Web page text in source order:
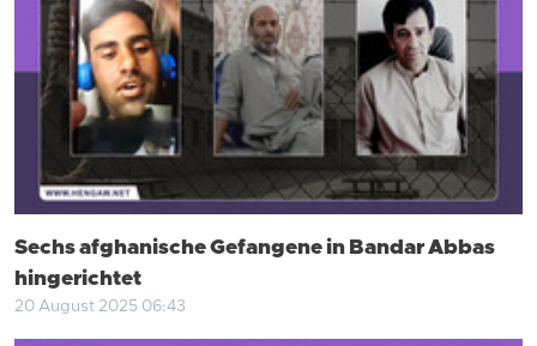
Sechs afghanische Gefangene in Bandar Abbas
hingerichtet
20 August 2025 06:43